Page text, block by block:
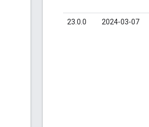
23.0.0 2024‑03‑07